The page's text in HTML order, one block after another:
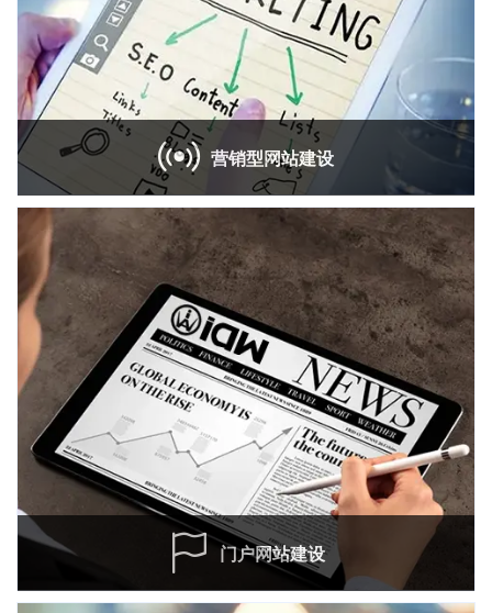
营销型网站建设
独
门户网站建设